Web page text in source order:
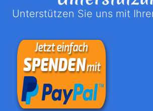
Unterstützen Sie uns mit